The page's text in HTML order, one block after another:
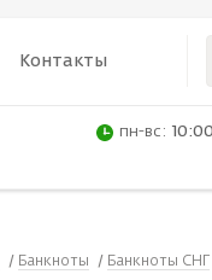
Контакты
пн-вс:
Банкноты Банкноты СНГ